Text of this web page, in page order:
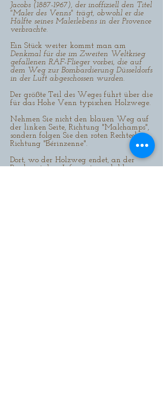
Jacobs (1887-1967), der inoffiziell den Titel
"Maler des Venns" trägt, obwohl er die
Hälfte seines Malerlebens in der Provence
verbrachte.
Ein Stück weiter kommt man am
Denkmal für die im Zweiten Weltkrieg
gefallenen RAF-Flieger vorbei, die auf
dem Weg zur Bombardierung Düsseldorfs
in der Luft abgeschossen wurden.
Der größte Teil des Weges führt über die
für das Hohe Venn typischen Holzwege.
Nehmen Sie nicht den blauen Weg auf
der linken Seite, Richtung "Malchamps",
sondern folgen Sie den roten Rechtecken,
Richtung "Bérinzenne".
Dort, wo der Holzweg endet, an der
Bank mit dem Informationsschild,